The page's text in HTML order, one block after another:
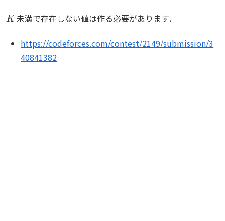
未満で存在しない値は作る必要があります．
https://codeforces.com/contest/2149/submission/3
40841382